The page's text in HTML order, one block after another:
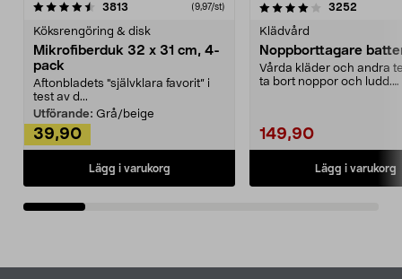
3813 (9,97/st)
Köksrengöring & disk
Mikrofiberduk 32 x 31 cm, 4-
pack
Aftonbladets "självklara favorit” i
test av d...
Utförande: Grå/beige
39,90
Lägg i varukorg
4.0av 5 stjärnor 3252
Klädvård
Noppborttagare
Vårda kläder och andra
ta bort noppor och ludd.
149,90
Lägg i varukorg
4.5av 5 stjärnor